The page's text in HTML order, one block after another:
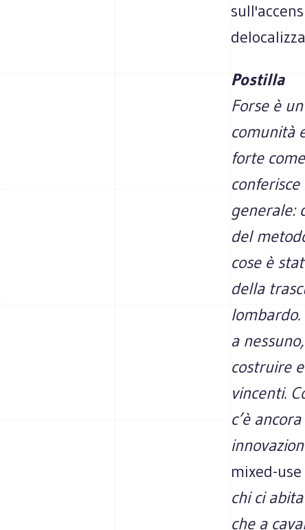
Postilla
Forse è
comunità
forte
generale:
del
cose è
della
a
costruire
vincenti.
c’è
mixed-use
chi ci
che a